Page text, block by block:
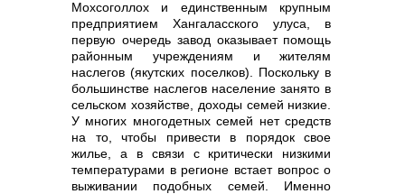
Мохсоголлох и единственным крупным
предприятием Хангаласского улуса, в
первую очередь завод оказывает помощь
районным учреждениям и жителям
наслегов (якутских поселков). Поскольку в
большинстве наслегов население занято в
сельском хозяйстве, доходы семей низкие.
У многих многодетных семей нет средств
на то, чтобы привести в порядок свое
жилье, а в связи с критически низкими
температурами в регионе встает вопрос о
выживании подобных семей. Именно